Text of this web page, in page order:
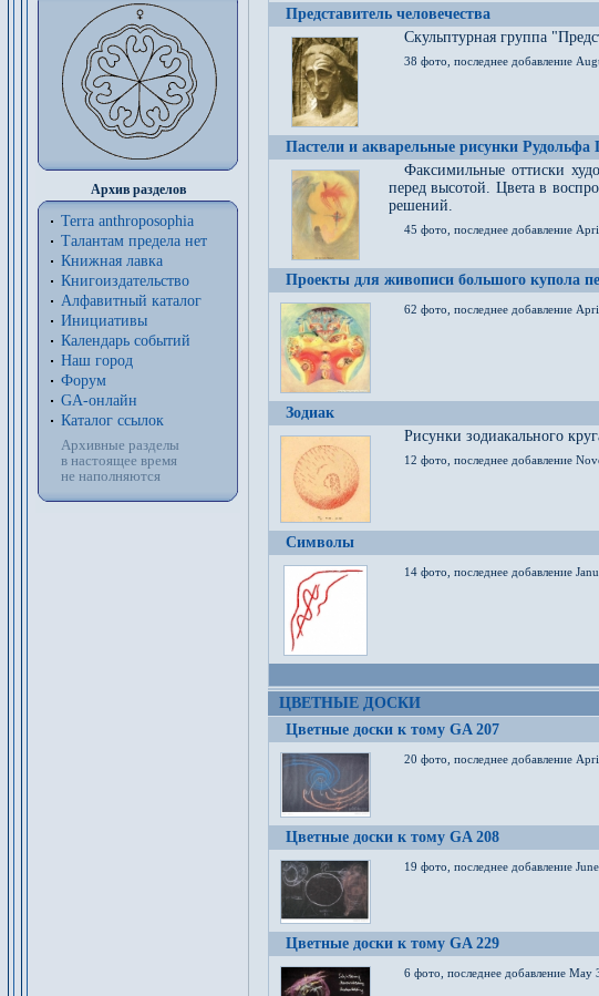
Архив разделов
Terra anthroposophia
Талантам предела нет
Книжная лавка
Книгоиздательство
Алфавитный каталог
Инициативы
Календарь событий
Наш город
Форум
GA-онлайн
Каталог ссылок
Архивные разделы
в настоящее время
не наполняются
Представитель человечества
Скульптурная группа
38 фото, последнее добавление
Пастели и акварельные рисунки Рудольфа
Факсимильные оттиски
перед высотой. Цвета в
решений.
45 фото, последнее добавление
Проекты для живописи большого купола
62 фото, последнее добавление
Зодиак
Рисунки зодиакального
12 фото, последнее добавление
Символы
14 фото, последнее добавление
ЦВЕТНЫЕ ДОСКИ
Цветные доски к тому GA 207
20 фото, последнее добавление
Цветные доски к тому GA 208
19 фото, последнее добавление
Цветные доски к тому GA 229
6 фото, последнее добавление May